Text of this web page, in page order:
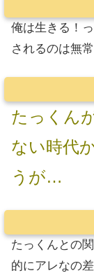
俺は生きる！
されるのは無
たっくん
ない時代
うが…
たっくんとの
的にアレなの